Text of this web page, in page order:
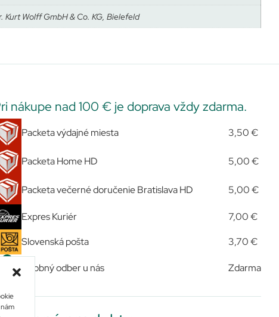
Kurt Wolff GmbH & Co. KG, Bielefeld
nákupe nad 100 € je doprava vždy zdarma.
Packeta výdajné miesta 3,50 €
Packeta Home HD 5,00 €
Packeta večerné doručenie Bratislava HD 5,00 €
Expres Kuriér 7,00 €
Slovenská pošta 3,70 €
Osobný odber u nás Zdarma